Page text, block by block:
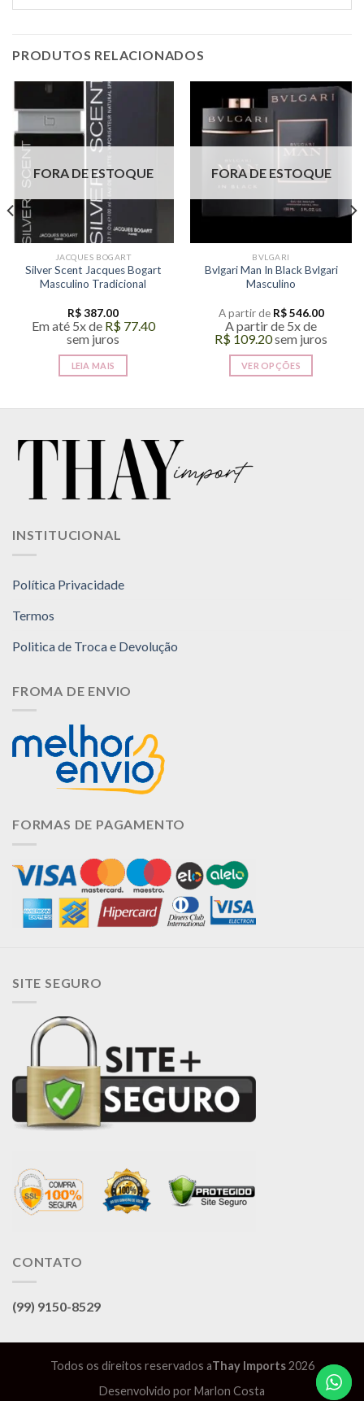
PRODUTOS RELACIONADOS
FORA DE ESTOQUE
JACQUES BOGART
Silver Scent Jacques Bogart
Masculino Tradicional
R$387.00
Em até 5x de R$77.40
sem juros
LEIA MAIS
FORA DE ESTOQUE
BVLGARI
Bvlgari Man In Black Bvlgari
Masculino
A partir de R$546.00
A partir de 5x de
R$ 109.20sem juros
VER OPÇÕES
INSTITUCIONAL
Política Privacidade
Termos
Politica de Troca e Devolução
FROMA DE ENVIO
FORMAS DE PAGAMENTO
SITE SEGURO
CONTATO
(99) 9150-8529
Todos os direitos reservados aThay Imports2026
Desenvolvido por Marlon Costa